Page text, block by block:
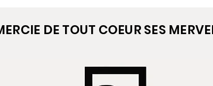
DE TOUT COEUR SES